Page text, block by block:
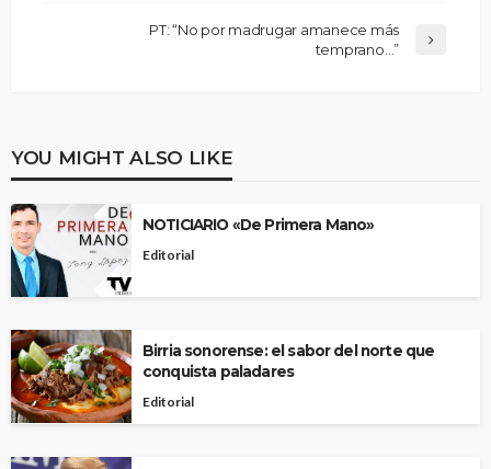
PT: “No por madrugar amanece más
temprano…”
YOU MIGHT ALSO LIKE
NOTICIARIO «De Primera Mano»
Editorial
Birria sonorense: el sabor del norte que
conquista paladares
Editorial